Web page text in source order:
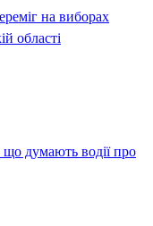
на виборах
області
думають водії про